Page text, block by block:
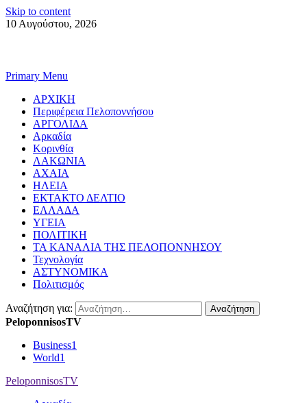
Skip to content
10 Αυγούστου, 2026
Primary Menu
ΑΡΧΙΚΗ
Περιφέρεια Πελοποννήσου
ΑΡΓΟΛΙΔΑ
Αρκαδία
Κορινθία
ΛΑΚΩΝΙΑ
ΑΧΑΙΑ
ΗΛΕΙΑ
ΕΚΤΑΚΤΟ ΔΕΛΤΙΟ
ΕΛΛΑΔΑ
ΥΓΕΙΑ
ΠΟΛΙΤΙΚΗ
ΤΑ ΚΑΝΑΛΙΑ ΤΗΣ ΠΕΛΟΠΟΝΝΗΣΟΥ
Τεχνολογία
ΑΣΤΥΝΟΜΙΚΑ
Πολιτισμός
Αναζήτηση για:
PeloponnisosTV
Business1
World1
PeloponnisosTV